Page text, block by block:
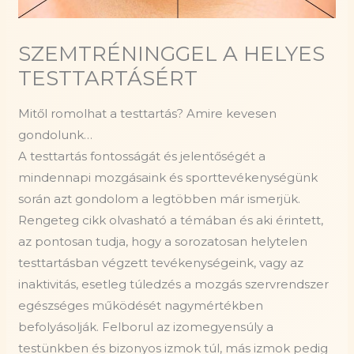
SZEMTRÉNINGGEL A HELYES
TESTTARTÁSÉRT
Mitől romolhat a testtartás? Amire kevesen
gondolunk…
A testtartás fontosságát és jelentőségét a
mindennapi mozgásaink és sporttevékenységünk
során azt gondolom a legtöbben már ismerjük.
Rengeteg cikk olvasható a témában és aki érintett,
az pontosan tudja, hogy a sorozatosan helytelen
testtartásban végzett tevékenységeink, vagy az
inaktivitás, esetleg túledzés a mozgás szervrendszer
egészséges működését nagymértékben
befolyásolják. Felborul az izomegyensúly a
testünkben és bizonyos izmok túl, más izmok pedig